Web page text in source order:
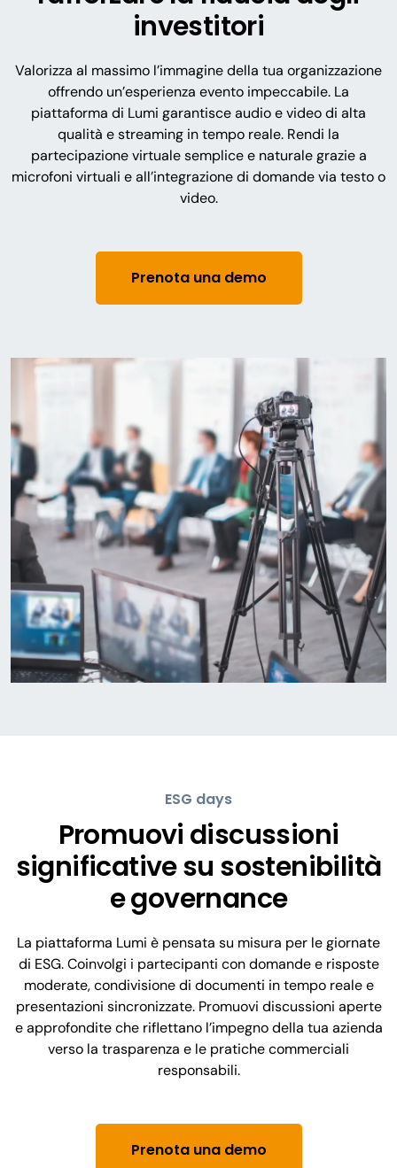
investitori
Valorizza al massimo l’immagine della tua organizzazione
offrendo un’esperienza evento impeccabile. La
piattaforma di Lumi garantisce audio e video di alta
qualità e streaming in tempo reale. Rendi la
partecipazione virtuale semplice e naturale grazie a
microfoni virtuali e all’integrazione di domande via testo o
video.
Prenota una demo
ESG days
Promuovi discussioni
significative su sostenibilità
e governance
La piattaforma Lumi è pensata su misura per le giornate
di ESG. Coinvolgi i partecipanti con domande e risposte
moderate, condivisione di documenti in tempo reale e
presentazioni sincronizzate. Promuovi discussioni aperte
e approfondite che riflettano l’impegno della tua azienda
verso la trasparenza e le pratiche commerciali
responsabili.
Prenota una demo